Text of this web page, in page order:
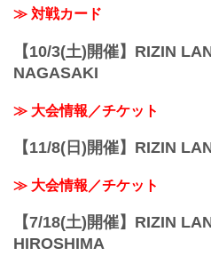
≫ 対戦カード
【10/3(土)開催】RIZIN
NAGASAKI
≫ 大会情報／チケット
【11/8(日)開催】RIZIN
≫ 大会情報／チケット
【7/18(土)開催】RIZIN
HIROSHIMA